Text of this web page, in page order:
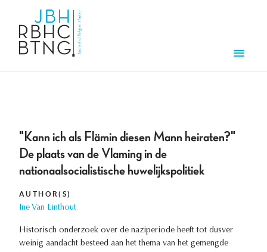
"Kann ich als Flämin diesen Mann heiraten?"
De plaats van de Vlaming in de
nationaalsocialistische huwelijkspolitiek
AUTHOR(S)
Ine Van Linthout
Historisch onderzoek over de naziperiode heeft tot dusver
weinig aandacht besteed aan het thema van het gemengde